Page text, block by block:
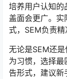
培养用户认知的
盖面会更广。
式，SEM负责精
无论是SEM还
为习惯，选择
告形式，建议